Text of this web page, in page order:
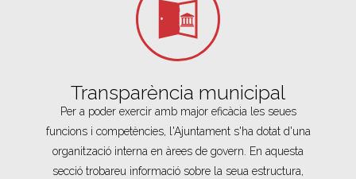
Transparència municipal
Per a poder exercir amb major eficàcia les seues
funcions i competències, l'Ajuntament s'ha dotat d'una
organització interna en àrees de govern. En aquesta
secció trobareu informació sobre la seua estructura,